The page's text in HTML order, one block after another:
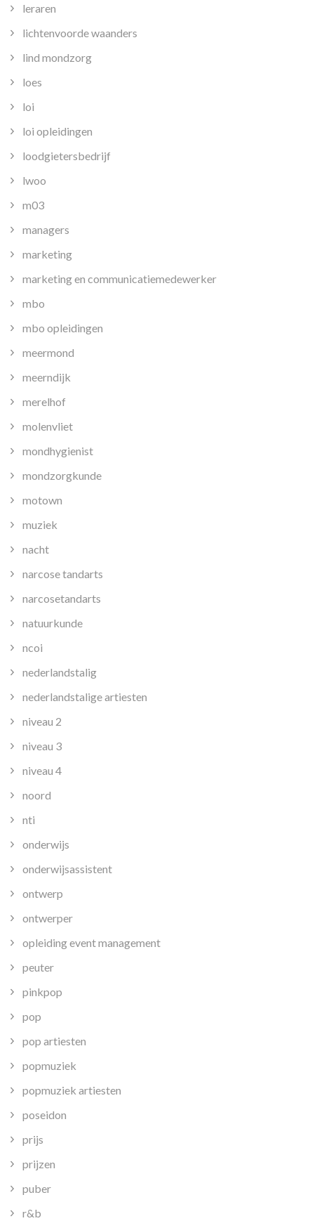
leraren
lichtenvoorde waanders
lind mondzorg
loes
loi
loi opleidingen
loodgietersbedrijf
lwoo
m03
managers
marketing
marketing en communicatiemedewerker
mbo
mbo opleidingen
meermond
meerndijk
merelhof
molenvliet
mondhygienist
mondzorgkunde
motown
muziek
nacht
narcose tandarts
narcosetandarts
natuurkunde
ncoi
nederlandstalig
nederlandstalige artiesten
niveau 2
niveau 3
niveau 4
noord
nti
onderwijs
onderwijsassistent
ontwerp
ontwerper
opleiding event management
peuter
pinkpop
pop
pop artiesten
popmuziek
popmuziek artiesten
poseidon
prijs
prijzen
puber
r&b